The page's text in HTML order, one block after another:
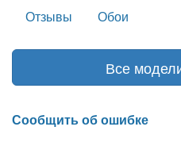
Отзывы
Обои
Все
Сообщить об ошибке